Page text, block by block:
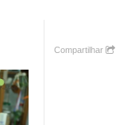
Compartilhar